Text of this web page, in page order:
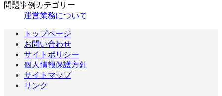
問題事例カテゴリー
運営業務について
トップページ
お問い合わせ
サイトポリシー
個人情報保護方針
サイトマップ
リンク